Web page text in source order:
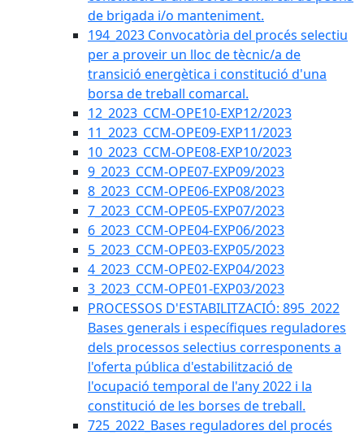
de brigada i/o manteniment.
194_2023 Convocatòria del procés selectiu
per a proveir un lloc de tècnic/a de
transició energètica i constitució d'una
borsa de treball comarcal.
12_2023_CCM-OPE10-EXP12/2023
11_2023_CCM-OPE09-EXP11/2023
10_2023_CCM-OPE08-EXP10/2023
9_2023_CCM-OPE07-EXP09/2023
8_2023_CCM-OPE06-EXP08/2023
7_2023_CCM-OPE05-EXP07/2023
6_2023_CCM-OPE04-EXP06/2023
5_2023_CCM-OPE03-EXP05/2023
4_2023_CCM-OPE02-EXP04/2023
3_2023_CCM-OPE01-EXP03/2023
PROCESSOS D'ESTABILITZACIÓ: 895_2022
Bases generals i específiques reguladores
dels processos selectius corresponents a
l'oferta pública d'estabilització de
l'ocupació temporal de l'any 2022 i la
constitució de les borses de treball.
725_2022_Bases reguladores del procés